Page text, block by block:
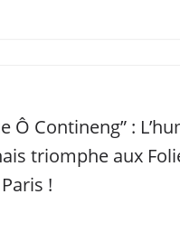
Ô Contineng” :
triomphe aux
!